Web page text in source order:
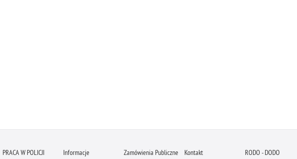
PRACA W POLICJI Informacje Zamówienia Publiczne Kontakt RODO - DODO